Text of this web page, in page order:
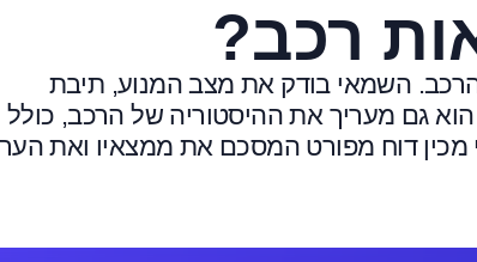
רכב?
השמאי בודק את מצב המנוע, תיבת
גם מעריך את ההיסטוריה של הרכב, כולל
מכין דוח מפורט המסכם את ממצאיו ואת